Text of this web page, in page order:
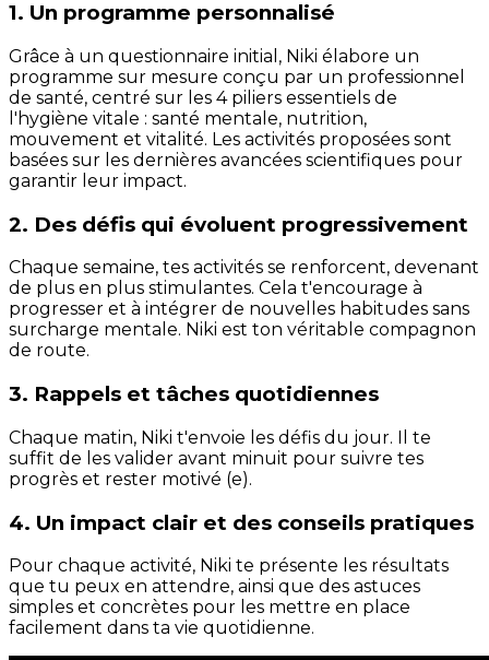
1. Un programme personnalisé
Grâce à un questionnaire initial, Niki élabore un
programme sur mesure conçu par un professionnel
de santé, centré sur les 4 piliers essentiels de
l'hygiène vitale : santé mentale, nutrition,
mouvement et vitalité. Les activités proposées sont
basées sur les dernières avancées scientifiques pour
garantir leur impact.
2. Des défis qui évoluent progressivement
Chaque semaine, tes activités se renforcent, devenant
de plus en plus stimulantes. Cela t'encourage à
progresser et à intégrer de nouvelles habitudes sans
surcharge mentale. Niki est ton véritable compagnon
de route.
3. Rappels et tâches quotidiennes
Chaque matin, Niki t'envoie les défis du jour. Il te
suffit de les valider avant minuit pour suivre tes
progrès et rester motivé (e).
4. Un impact clair et des conseils pratiques
Pour chaque activité, Niki te présente les résultats
que tu peux en attendre, ainsi que des astuces
simples et concrètes pour les mettre en place
facilement dans ta vie quotidienne.